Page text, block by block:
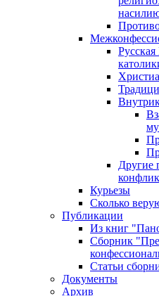
Другие
Курьезы
Сколько
Публикации
Из книг
Сборник
Статьи
Документы
Архив